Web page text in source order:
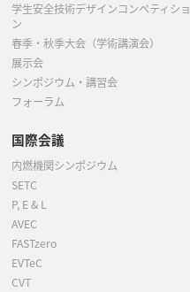
学生安全技術デザインコンペティショ
ン
春季・秋季大会（学術講演会）
展示会
シンポジウム・講習会
フォーラム
国際会議
内燃機関シンポジウム
SETC
P, E & L
AVEC
FASTzero
EVTeC
CVT